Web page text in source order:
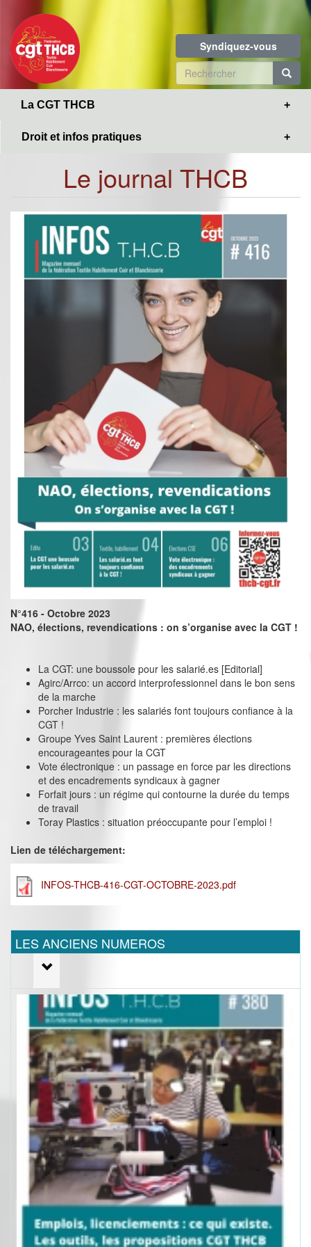
contenu
principal
Syndiquez-vous
Formulaire
de
La CGT THCB
Droit et infos pratiques
Le journal THCB
N°416 - Octobre 2023
NAO, élections, revendications : on s’organise avec la CGT !
La CGT: une boussole pour les salarié.es [Editorial]
Agirc/Arrco: un accord interprofessionnel dans le bon sens
de la marche
Porcher Industrie : les salariés font toujours confiance à la
CGT !
Groupe Yves Saint Laurent : premières élections
encourageantes pour la CGT
Vote électronique : un passage en force par les directions
et des encadrements syndicaux à gagner
Forfait jours : un régime qui contourne la durée du temps
de travail
Toray Plastics : situation préoccupante pour l’emploi !
Lien de téléchargement:
INFOS-THCB-416-CGT-OCTOBRE-2023.pdf
LES ANCIENS NUMEROS